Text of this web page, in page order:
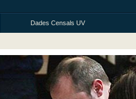
Dades Censals UV